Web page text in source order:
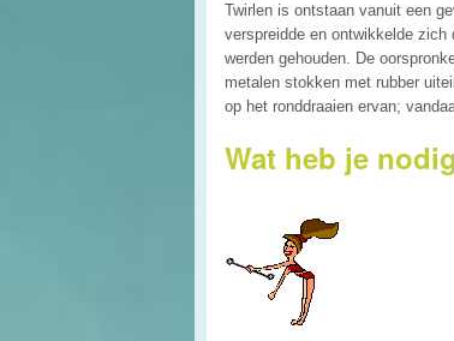
Twirlen is ontstaan vanuit een
verspreidde en ontwikkelde zich
werden gehouden. De
metalen stokken met rubber
op het ronddraaien ervan;
Wat heb je